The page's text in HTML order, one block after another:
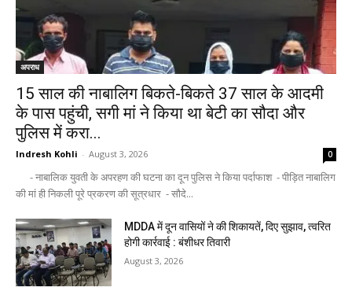
अपराध
15 साल की नाबालिग बिकते-बिकते 37 साल के आदमी
के पास पहुंची, सगी मां ने किया था बेटी का सौदा और
पुलिस में करा...
Indresh Kohli - August 3, 2026 0
- नाबालिक युवती के अपरहण की घटना का दून पुलिस ने किया पर्दाफाश - पीड़ित नाबालिग
की मां ही निकली पूरे प्रकरण की सूत्रधार - सौदे...
MDDA में दून वासियों ने की शिकायतें, दिए सुझाव, त्वरित
होगी कार्रवाई : बंशीधर तिवारी
August 3, 2026